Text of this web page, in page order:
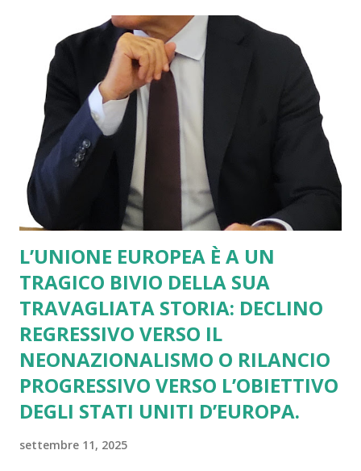
L’UNIONE EUROPEA È A UN
TRAGICO BIVIO DELLA SUA
TRAVAGLIATA STORIA: DECLINO
REGRESSIVO VERSO IL
NEONAZIONALISMO O RILANCIO
PROGRESSIVO VERSO L’OBIETTIVO
DEGLI STATI UNITI D’EUROPA.
settembre 11, 2025